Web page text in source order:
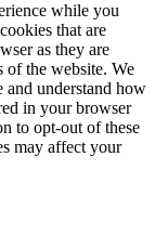
while you
that are
as they are
of the website. We
and understand how
in your browser
to opt-out of these
may affect your